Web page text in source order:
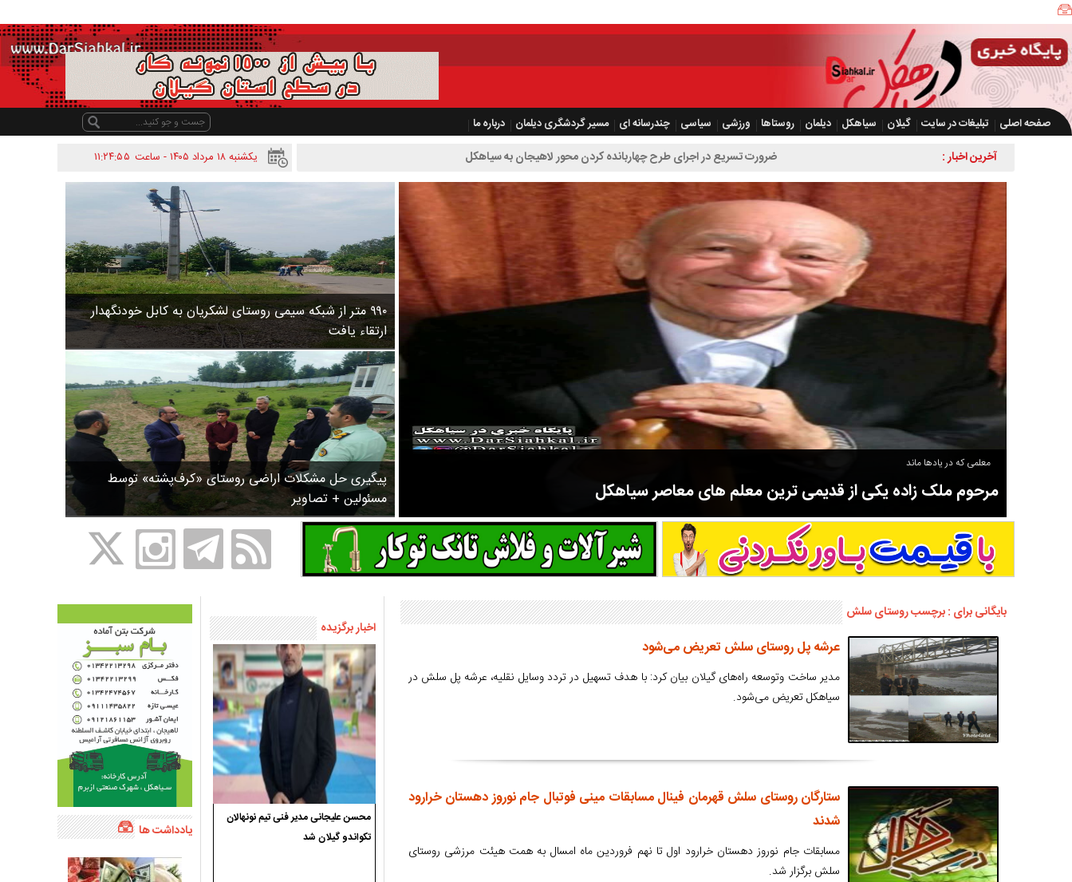
صفحه اصلی تبلیغات در سایت گیلان سیاهکل دیلمان روستاها ورزشی سیاسی چندرسانه ای مسیر گردشگری دیلمان
درباره ما
یکشنبه ۱۸ مرداد ۱۴۰۵ - ساعت
۱۱:۲۴:۵۵ آخرین اخبار : ضرورت تسریع در اجرای طرح چهاربانده کردن محور لاهیجان به سیاهکل
۹۹۰ متر از شبکه سیمی روستای لشکریان به کابل خودنگهدار
ارتقاء یافت
پیگیری حل مشکلات اراضی روستای «کرف‌پشته» توسط
مسئولین + تصاویر
معلمی که در یادها ماند
مرحوم ملک زاده یکی از قدیمی ترین معلم های معاصر سیاهکل
مرحوم ملک زاده از سال ۱۳۲۷ شروع به تدریس در مدارس سیاهکل کرد و در ۳۱ سال خدمت خود، علاوه بر تدریس در کلاس اول، معلم نهضت
سوادآموزی و عضو موسس مدرسه اورنگ سیاهکل نیز بود و در سال ۱۳۵۸ بازنشست شد.
بایگانی برای : برچسب روستای سلش
عرشه پل روستای سلش تعریض می‌شود
مدیر ساخت وتوسعه راه‌های گیلان بیان کرد: با هدف تسهیل در تردد وسایل نقلیه، عرشه پل سلش در
سیاهکل تعریض می‌شود.
ستارگان روستای سلش قهرمان فینال مسابقات مینی فوتبال جام نوروز دهستان خرارود
شدند
مسابقات جام نوروز دهستان خرارود اول تا نهم فروردین ماه امسال به همت هیئت مرزشی روستای
سلش برگزار شد.
اخبار برگزیده
محسن علیجانی مدیر فنی تیم نونهالان
تکواندو گیلان شد
یادداشت ها